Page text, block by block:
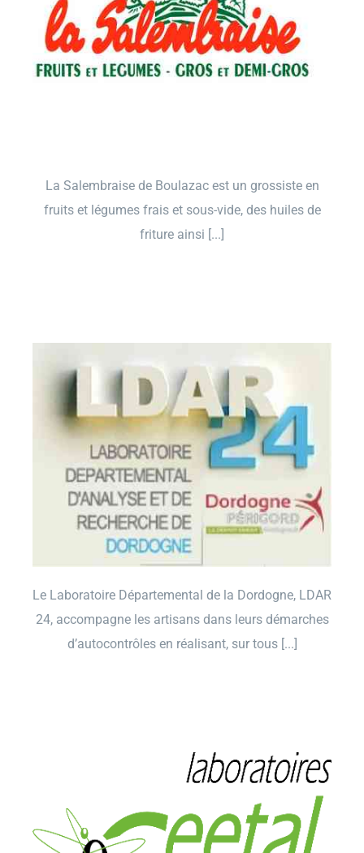
La Salembraise de Boulazac est un grossiste en
fruits et légumes frais et sous-vide, des huiles de
friture ainsi [...]
Le Laboratoire Départemental de la Dordogne, LDAR
24, accompagne les artisans dans leurs démarches
d’autocontrôles en réalisant, sur tous [...]